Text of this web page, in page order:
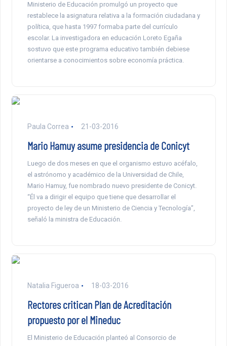
Ministerio de Educación promulgó un proyecto que
restablece la asignatura relativa a la formación ciudadana y
política, que hasta 1997 formaba parte del currículo
escolar. La investigadora en educación Loreto Egaña
sostuvo que este programa educativo también debiese
orientarse a conocimientos sobre economía práctica.
Paula Correa 21-03-2016
Mario Hamuy asume presidencia de Conicyt
Luego de dos meses en que el organismo estuvo acéfalo,
el astrónomo y académico de la Universidad de Chile,
Mario Hamuy, fue nombrado nuevo presidente de Conicyt.
“Él va a dirigir el equipo que tiene que desarrollar el
proyecto de ley de un Ministerio de Ciencia y Tecnología”,
señaló la ministra de Educación.
Natalia Figueroa 18-03-2016
Rectores critican Plan de Acreditación
propuesto por el Mineduc
El Ministerio de Educación planteó al Consorcio de